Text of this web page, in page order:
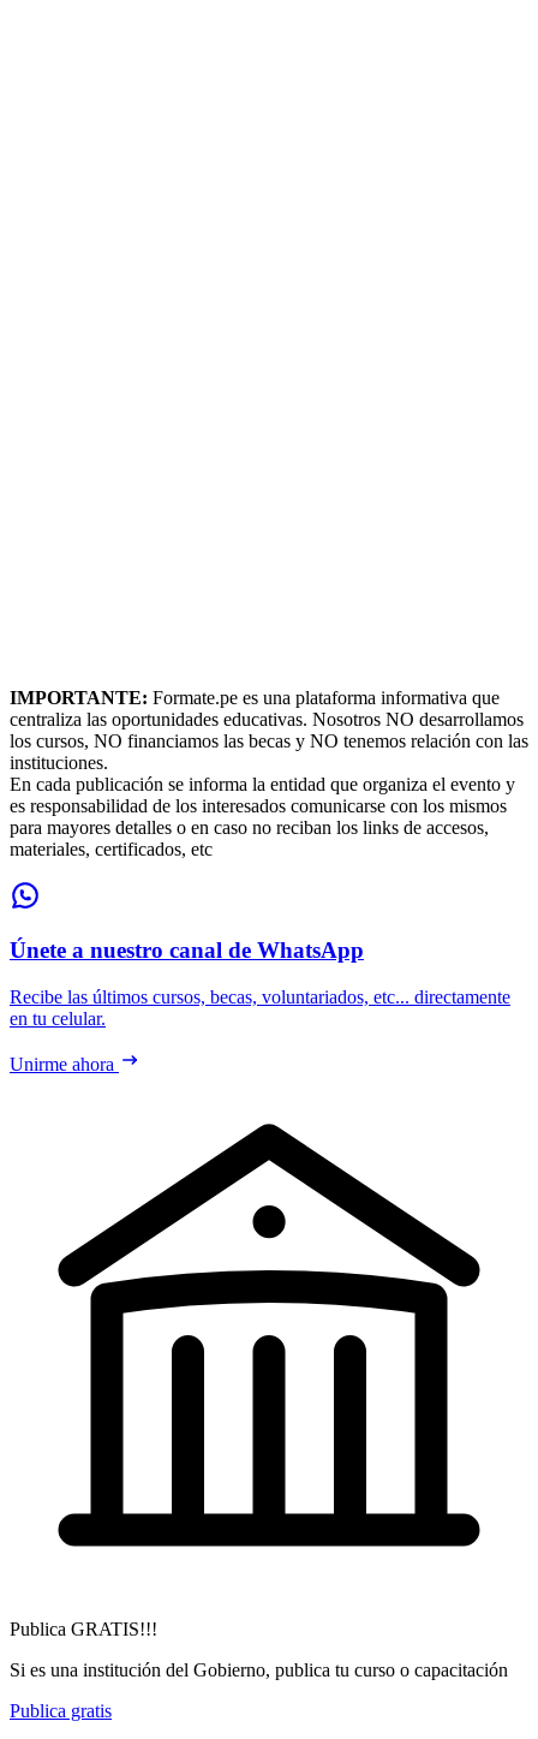
IMPORTANTE: Formate.pe es una plataforma informativa que
centraliza las oportunidades educativas. Nosotros NO desarrollamos
los cursos, NO financiamos las becas y NO tenemos relación con las
instituciones.
En cada publicación se informa la entidad que organiza el evento y
es responsabilidad de los interesados comunicarse con los mismos
para mayores detalles o en caso no reciban los links de accesos,
materiales, certificados, etc
Únete a nuestro canal de WhatsApp
Recibe las últimos cursos, becas, voluntariados, etc... directamente
en tu celular.
Unirme ahora
Publica GRATIS!!!
Si es una institución del Gobierno, publica tu curso o capacitación
Publica gratis